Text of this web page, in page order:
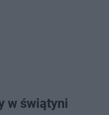
w świątyni